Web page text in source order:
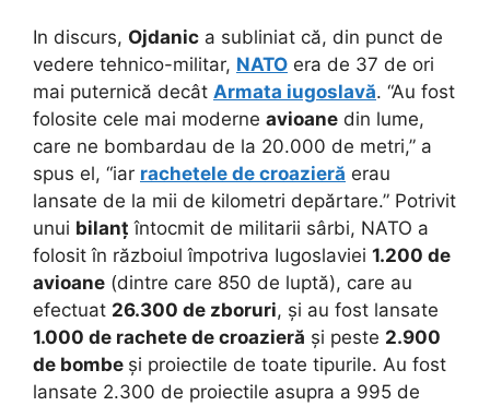
In discurs, Ojdanic a subliniat că, din punct de
vedere tehnico-militar, NATO era de 37 de ori
mai puternică decât Armata iugoslavă. “Au fost
folosite cele mai moderne avioane din lume,
care ne bombardau de la 20.000 de metri,” a
spus el, “iar rachetele de croazieră erau
lansate de la mii de kilometri depărtare.” Potrivit
unui bilanț întocmit de militarii sârbi, NATO a
folosit în războiul împotriva Iugoslaviei 1.200 de
avioane (dintre care 850 de luptă), care au
efectuat 26.300 de zboruri, și au fost lansate
1.000 de rachete de croazieră și peste 2.900
de bombe și proiectile de toate tipurile. Au fost
lansate 2.300 de proiectile asupra a 995 de